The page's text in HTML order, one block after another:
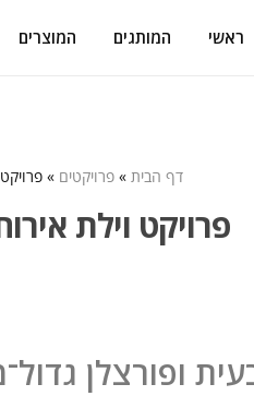
ראשי המותגים המוצרים
דף הבית »פרויקטים »
פרויקט וילת
ופורצלן